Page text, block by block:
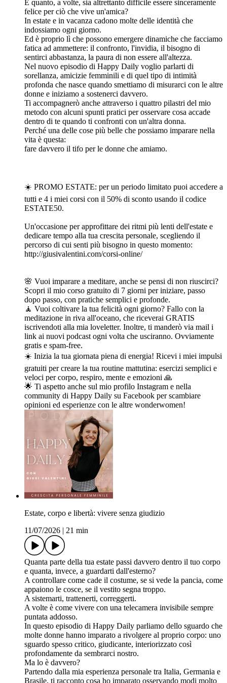
E quanto, a volte, sia altrettanto difficile essere sinceramente
felice per ciò che vive un'amica?
In estate e in vacanza cadono molte delle identità che
indossiamo ogni giorno.
Ed è proprio lì che possono emergere dinamiche che facciamo
fatica ad ammettere: il confronto, l'invidia, il bisogno di
sentirci abbastanza, la paura di non essere all'altezza.
Nel nuovo episodio di Happy Daily voglio parlarti di
sorellanza, amicizie femminili e di quel tipo di intimità
profonda che nasce quando smettiamo di misurarci con le altre
donne e iniziamo a sostenerci davvero.
Ti accompagnerò anche attraverso i quattro pilastri del mio
metodo con alcuni spunti pratici per osservare cosa accade
dentro di te quando ti confronti con un'altra donna.
Perché una delle cose più belle che possiamo imparare nella
vita è questa:
fare davvero il tifo per le donne che amiamo.
☀️ PROMO ESTATE: per un periodo limitato puoi accedere a
tutti e 4 i miei corsi con il 50% di sconto usando il codice
ESTATE50.
Un'occasione per approfittare dei ritmi più lenti dell'estate e
dedicare tempo alla tua crescita personale, scegliendo il
percorso di cui senti più bisogno in questo momento:
http://giusivalentini.com/corsi-online/
🌸 Vuoi imparare a meditare, anche se pensi di non riuscirci?
Scopri il mio corso gratuito di 7 giorni per iniziare, passo
dopo passo, con pratiche semplici e profonde.
🧘 Vuoi coltivare la tua felicità ogni giorno? Fallo con la
meditazione in riva all'oceano, che riceverai GRATIS
iscrivendoti alla mia loveletter. Inoltre, ti manderò via mail i
link ai nuovi podcast ogni volta che usciranno. Ovviamente
gratis e spam-free.
☀️ Inizia la tua giornata piena di energia! Ricevi i miei impulsi
gratuiti per creare la tua routine mattutina: esercizi semplici e
veloci per corpo, respiro, mente e emozioni 🙏
🌟 Ti aspetto anche sul mio profilo Instagram e nella
community di Happy Daily su Facebook per scambiare
opinioni ed esperienze con le altre wonderwomen!
Estate, corpo e libertà: vivere senza giudizio
11/07/2026
21 min
Quanta parte della tua estate passi davvero dentro il tuo corpo
e quanta, invece, a guardarti dall'esterno?
A controllare come cade il costume, se si vede la pancia, come
appaiono le cosce, se il vestito segna troppo.
A sistemarti, trattenerti, correggerti.
A volte è come vivere con una telecamera invisibile sempre
puntata addosso.
In questo episodio di Happy Daily parliamo dello sguardo che
molte donne hanno imparato a rivolgere al proprio corpo: uno
sguardo spesso critico, giudicante, interiorizzato così
profondamente da sembrarci nostro.
Ma lo è davvero?
Partendo dalla mia esperienza personale tra Italia, Germania e
Brasile, ti racconto cosa ho imparato osservando modi molto